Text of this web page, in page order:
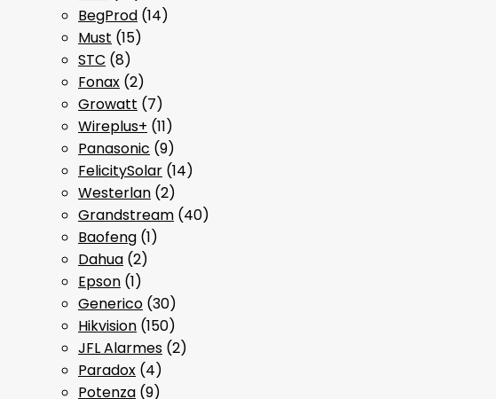
BegProd (14)
Must (15)
STC (8)
Fonax (2)
Growatt (7)
Wireplus+ (11)
Panasonic (9)
FelicitySolar (14)
Westerlan (2)
Grandstream (40)
Baofeng (1)
Dahua (2)
Epson (1)
Generico (30)
Hikvision (150)
JFL Alarmes (2)
Paradox (4)
Potenza (9)